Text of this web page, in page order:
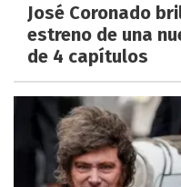
José Coronado
estreno de una
de 4 capítulos